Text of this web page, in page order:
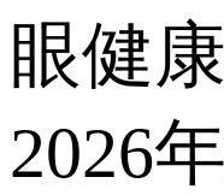
眼健
2026